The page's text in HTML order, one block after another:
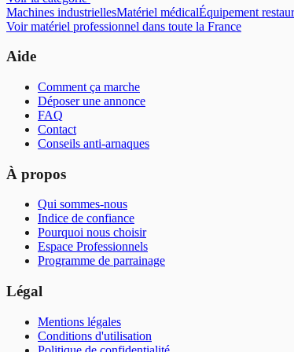
Machines industriellesMatériel médicalÉquipement
Voirmatériel professionnel dans toute la France
Aide
Comment ça marche
Déposer une annonce
FAQ
Contact
Conseils anti-arnaques
À propos
Qui sommes-nous
Indice de confiance
Pourquoi nous choisir
Espace Professionnels
Programme de parrainage
Légal
Mentions légales
Conditions d'utilisation